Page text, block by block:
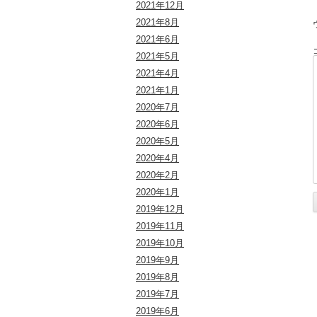
2021年12月
2021年8月
2021年6月
2021年5月
2021年4月
2021年1月
2020年7月
2020年6月
2020年5月
2020年4月
2020年2月
2020年1月
2019年12月
2019年11月
2019年10月
2019年9月
2019年8月
2019年7月
2019年6月